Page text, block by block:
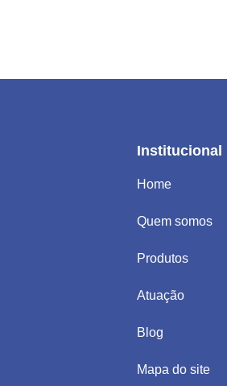
Institucional
Home
Quem somos
Produtos
Atuação
Blog
Mapa do site